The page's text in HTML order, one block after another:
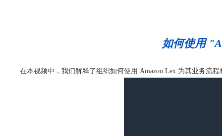
如何使用
在本视频中，我们解释了组织如何使用 Amazon Lex 为其业务流